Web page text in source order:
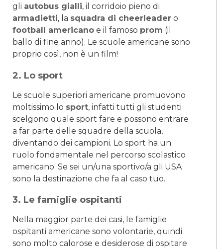
gli autobus gialli, il corridoio pieno di
armadietti, la squadra di cheerleader o
football americano e il famoso prom (il
ballo di fine anno). Le scuole americane sono
proprio così, non è un film!
2. Lo sport
Le scuole superiori americane promuovono
moltissimo lo sport, infatti tutti gli studenti
scelgono quale sport fare e possono entrare
a far parte delle squadre della scuola,
diventando dei campioni. Lo sport ha un
ruolo fondamentale nel percorso scolastico
americano. Se sei un/una sportivo/a gli USA
sono la destinazione che fa al caso tuo.
3. Le famiglie ospitanti
Nella maggior parte dei casi, le famiglie
ospitanti americane sono volontarie, quindi
sono molto calorose e desiderose di ospitare